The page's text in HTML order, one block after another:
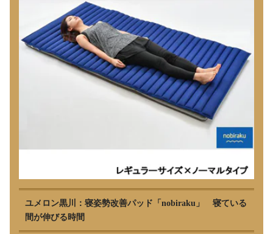
ユメロン黒川：寝姿勢改善パッド「nobiraku」 寝ている
間が伸びる時間